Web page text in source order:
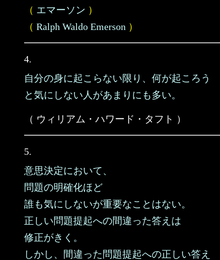
（ エマーソン ）
（ Ralph Waldo Emerson ）
4.
自分の身に起こらない限り、何が起ころう
と気にしない人があまりにも多い。
（ ウィリアム・ハワード・タフト ）
5.
意思決定において、
問題の明確化ほど
誰も気にしないが重要なことはない。
正しい問題提起への間違った答えは
修正がきく。
しかし、間違った問題提起への正しい答え